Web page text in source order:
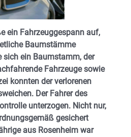
ein Fahrzeuggespann auf,
Baumstämme
sich ein Baumstamm, der
Fahrzeuge sowie
konnten der verlorenen
Der Fahrer des
unterzogen. Nicht nur,
gesichert
aus Rosenheim war